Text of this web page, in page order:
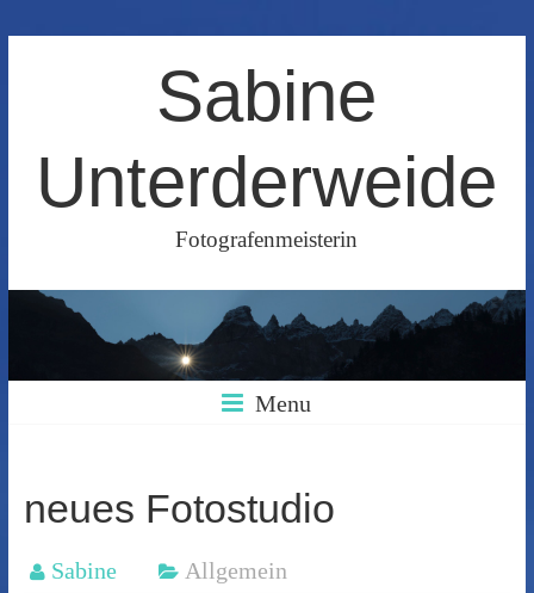
Sabine
Unterderweide
Fotografenmeisterin
Menu
neues Fotostudio
Sabine Allgemein